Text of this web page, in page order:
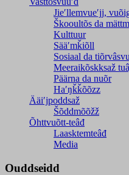
Jieʹllemvueʹjj,
Škooultõs da
Kulttuur
Sääʹmǩiõll
Sosiaal da
Meeraikõskksaž
Päärna da nuõr
Haʹŋǩǩõõzz
Ääiʹjpoddsaž
Šõddmõõžž
Õhttvuõtt-teâđ
Laasktemteâđ
Media
Ouddseidd